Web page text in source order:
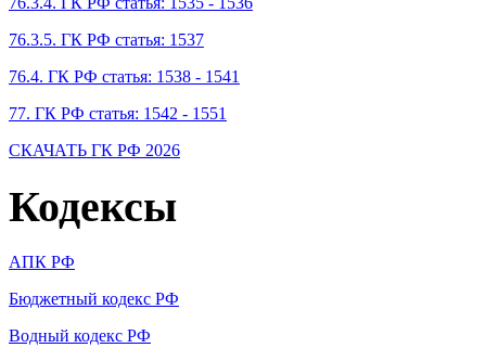
76.3.5. ГК РФ статья: 1537
76.4. ГК РФ статья: 1538 - 1541
77. ГК РФ статья: 1542 - 1551
СКАЧАТЬ ГК РФ 2026
Кодексы
АПК РФ
Бюджетный кодекс РФ
Водный кодекс РФ